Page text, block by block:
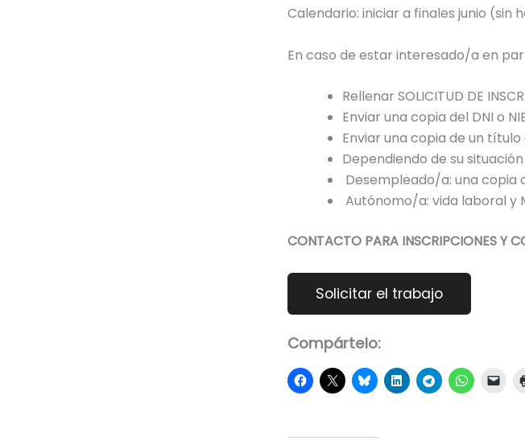
Calendario: iniciar a finales junio (sin
En caso de estar interesado/a en
Rellenar SOLICITUD DE
Enviar una copia del DNI o
Enviar una copia de un
Dependiendo de su
Desempleado/a: una copia
Autónomo/a: vida laboral y
CONTACTO PARA INSCRIPCIONES Y
Compártelo: